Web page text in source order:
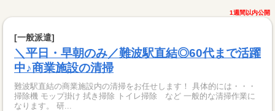
1週間以内公開
[一般派遣]
＼平日・早朝のみ／難波駅直結◎60代まで活躍
中♪商業施設の清掃
難波駅直結の商業施設内の清掃をお任せします！ 具体的には・・・
掃除機 モップ掛け 拭き掃除 トイレ掃除 など 一般的な清掃作業に
なります。 研...